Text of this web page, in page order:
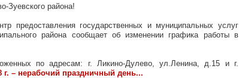
Зуевского района!
предоставления государственных и муниципальных услуг
района сообщает об изменении графика работы в
по адресам: г. Ликино-Дулево, ул.Ленина, д.15 и г.
г. – нерабочий праздничный день...